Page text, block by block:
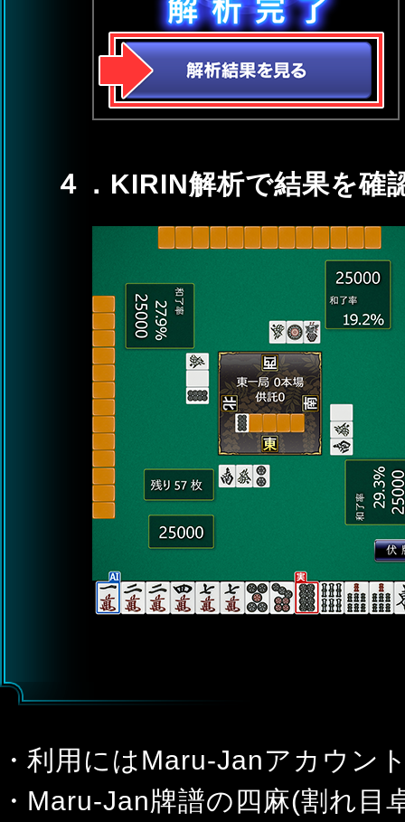
４．KIRIN解析で結果を確
利用にはMaru-Janアカウン
Maru-Jan牌譜の四麻(割れ目